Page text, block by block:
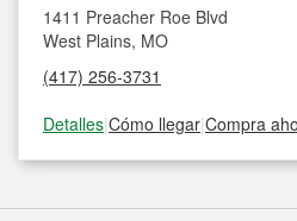
1411 Preacher Roe Blvd
West Plains, MO
(417) 256-3731
Detalles|Cómo llegar|Compra